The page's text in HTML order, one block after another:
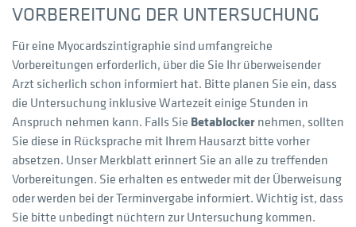
VORBEREITUNG DER UNTERSUCHUNG
Für eine Myocardszintigraphie sind umfangreiche
Vorbereitungen erforderlich, über die Sie Ihr überweisender
Arzt sicherlich schon informiert hat. Bitte planen Sie ein, dass
die Untersuchung inklusive Wartezeit einige Stunden in
Anspruch nehmen kann. Falls Sie Betablockernehmen, sollten
Sie diese in Rücksprache mit Ihrem Hausarzt bitte vorher
absetzen. Unser Merkblatt erinnert Sie an alle zu treffenden
Vorbereitungen. Sie erhalten es entweder mit der Überweisung
oder werden bei der Terminvergabe informiert. Wichtig ist, dass
Sie bitte unbedingt nüchtern zur Untersuchung kommen.